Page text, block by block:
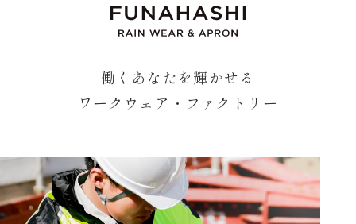
働くあなたを輝かせる
ワークウェア・ファクトリー